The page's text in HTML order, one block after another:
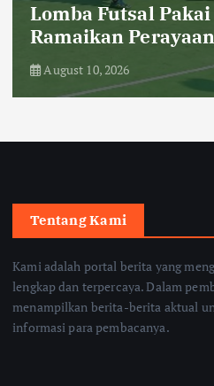
Banyak Karhutla,
Aparat Lakukan
August 10, 2026
Tentang Kami
Kami adalah portal berita yang
lengkap dan terpercaya. Dalam
menampilkan berita-berita aktual
informasi para pembacanya.